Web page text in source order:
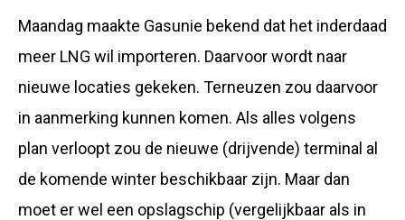
Maandag maakte Gasunie bekend dat het inderdaad
meer LNG wil importeren. Daarvoor wordt naar
nieuwe locaties gekeken. Terneuzen zou daarvoor
in aanmerking kunnen komen. Als alles volgens
plan verloopt zou de nieuwe (drijvende) terminal al
de komende winter beschikbaar zijn. Maar dan
moet er wel een opslagschip (vergelijkbaar als in